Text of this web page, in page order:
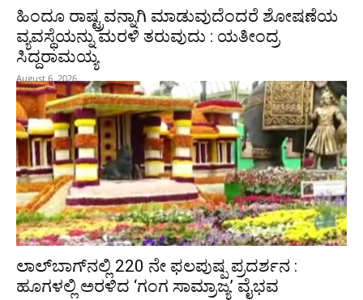
ಹಿಂದೂ ರಾಷ್ಟ್ರವನ್ನಾಗಿ ಮಾಡುವುದೆಂದರೆ ಶೋಷಣೆಯ
ವ್ಯವಸ್ಥೆಯನ್ನು ಮರಳಿ ತರುವುದು : ಯತೀಂದ್ರ
ಸಿದ್ದರಾಮಯ್ಯ
August 6, 2026
ಲಾಲ್‍ಬಾಗ್‍ನಲ್ಲಿ 220 ನೇ ಫಲಪುಷ್ಪ ಪ್ರದರ್ಶನ :
ಹೂಗಳಲ್ಲಿ ಅರಳಿದ ‘ಗಂಗ ಸಾಮ್ರಾಜ್ಯ’ ವೈಭವ